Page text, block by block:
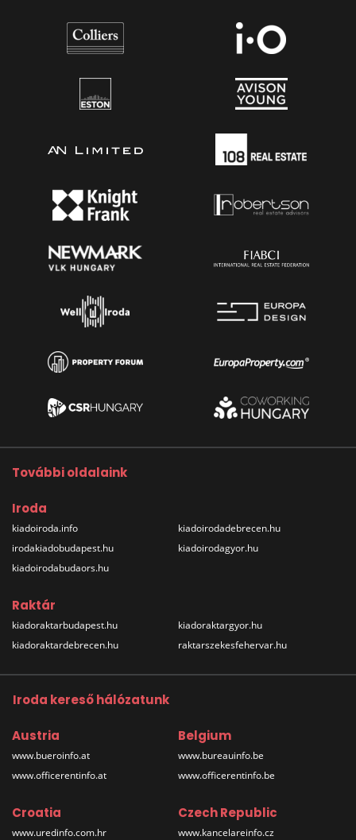
További oldalaink
Iroda
kiadoiroda.info
irodakiadobudapest.hu
kiadoirodabudaors.hu
kiadoirodadebrecen.hu
kiadoirodagyor.hu
Raktár
kiadoraktarbudapest.hu
kiadoraktardebrecen.hu
kiadoraktargyor.hu
raktarszekesfehervar.hu
Iroda kereső hálózatunk
Austria
www.bueroinfo.at
www.officerentinfo.at
Belgium
www.bureauinfo.be
www.officerentinfo.be
Croatia
www.uredinfo.com.hr
Czech Republic
www.kancelareinfo.cz